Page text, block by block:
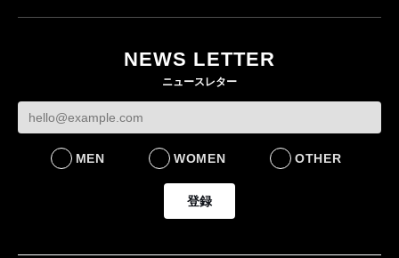
社長 「のんびりした
ら先はない」“前進”す
BUSINESS
NEWS LETTER
ニュースレター
MEN WOMEN OTHER
登録